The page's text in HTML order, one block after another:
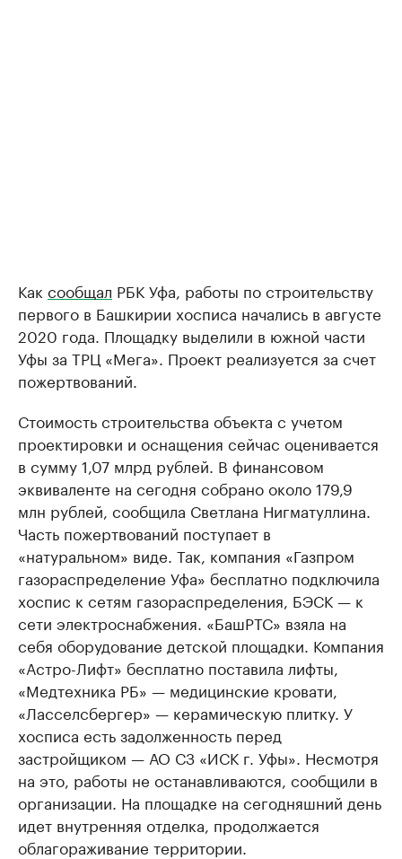
Как сообщал РБК Уфа, работы по строительству
первого в Башкирии хосписа начались в августе
2020 года. Площадку выделили в южной части
Уфы за ТРЦ «Мега». Проект реализуется за счет
пожертвований.
Стоимость строительства объекта с учетом
проектировки и оснащения сейчас оценивается
в сумму 1,07 млрд рублей. В финансовом
эквиваленте на сегодня собрано около 179,9
млн рублей, сообщила Светлана Нигматуллина.
Часть пожертвований поступает в
«натуральном» виде. Так, компания «Газпром
газораспределение Уфа» бесплатно подключила
хоспис к сетям газораспределения, БЭСК — к
сети электроснабжения. «БашРТС» взяла на
себя оборудование детской площадки. Компания
«Астро-Лифт» бесплатно поставила лифты,
«Медтехника РБ» — медицинские кровати,
«Ласселсбергер» — керамическую плитку. У
хосписа есть задолженность перед
застройщиком — АО СЗ «ИСК г. Уфы». Несмотря
на это, работы не останавливаются, сообщили в
организации. На площадке на сегодняшний день
идет внутренняя отделка, продолжается
облагораживание территории.